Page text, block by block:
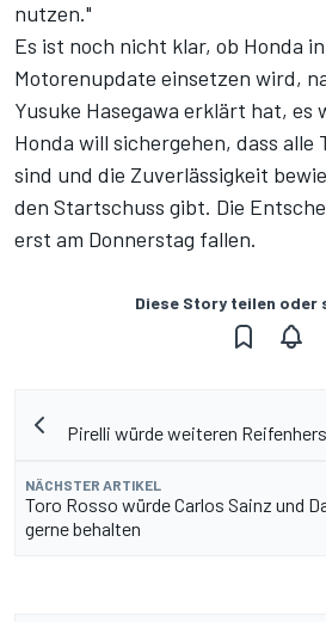
nutzen."
Es ist noch nicht klar, ob Honda
Motorenupdate einsetzen wird,
Yusuke Hasegawa erklärt hat, es
Honda will sichergehen, dass
sind und die Zuverlässigkeit
den Startschuss gibt. Die
erst am Donnerstag fallen.
Diese Story teilen oder
Pirelli würde weiteren
NÄCHSTER ARTIKEL
Toro Rosso würde Carlos Sainz und
gerne behalten